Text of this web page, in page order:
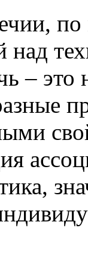
над
– это